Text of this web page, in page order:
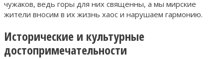
чужаков, ведь горы для них священны, а мы мирские
жители вносим в их жизнь хаос и нарушаем гармонию.
Исторические и культурные
достопримечательности